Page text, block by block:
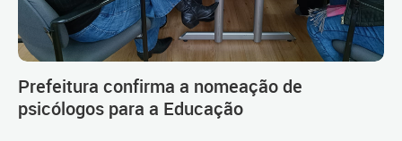
Prefeitura confirma a nomeação de
psicólogos para a Educação